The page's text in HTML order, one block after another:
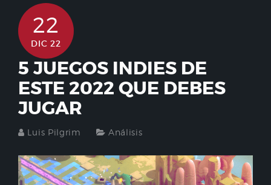
22
DIC 22
5 JUEGOS INDIES DE
ESTE 2022 QUE DEBES
JUGAR
Luis Pilgrim Análisis